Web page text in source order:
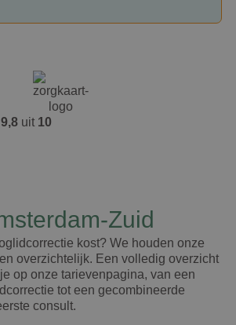
9,8 uit 10
Zuid
kost? We houden onze
overzichtelijk. Een volledig overzicht
op onze tarievenpagina, van een
tot een gecombineerde
consult.